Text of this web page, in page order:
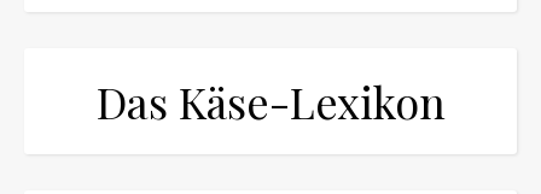
Das Käse-Lexikon